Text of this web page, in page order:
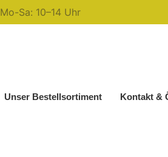
Mo-Sa: 10–14 Uhr
Unser Bestellsortiment Kontakt &